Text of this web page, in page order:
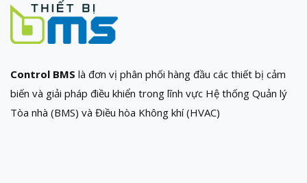
Control BMS là đơn vị phân phối hàng đầu các thiết bị cảm
biến và giải pháp điều khiển trong lĩnh vực Hệ thống Quản lý
Tòa nhà (BMS) và Điều hòa Không khí (HVAC)